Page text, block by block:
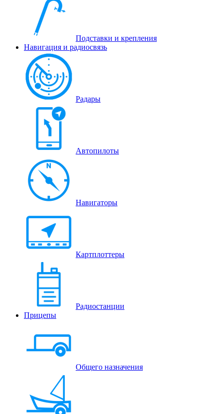
Подставки и крепления
Навигация и радиосвязь
Радары
Автопилоты
Навигаторы
Картплоттеры
Радиостанции
Прицепы
Общего назначения